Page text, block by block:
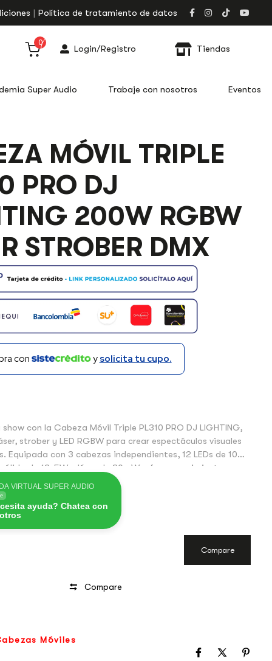
Política de tratamiento de datos
0
Login/Registro Tiendas
Super Audio Trabaje con nosotros Eventos
MÓVIL TRIPLE
PRO DJ
200W RGBW
STROBER DMX
con y solicita tu cupo.
con la Cabeza Móvil Triple PL310 PRO DJ LIGHTING,
strober y LED RGBW para crear espectáculos visuales
Equipada con 3 cabezas independientes, 12 LEDs de 10W
de 12×5W y láser de 30mW, ofrece movimiento
automáticos o DMX y un diseño robusto ideal para
y eventos profesionales. Super Audio SAS es el
para Colombia de PRO DJ LIGHTING. Compra
compra con el respaldo que Super Audio te ofrece.
VIRTUAL SUPER AUDIO
ayuda? Chatea con
Compare
Compare
Móviles